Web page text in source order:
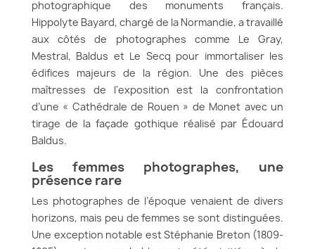
photographique des monuments français.
Hippolyte Bayard, chargé de la Normandie, a travaillé
aux côtés de photographes comme Le Gray,
Mestral, Baldus et Le Secq pour immortaliser les
édifices majeurs de la région. Une des pièces
maîtresses de l'exposition est la confrontation
d’une « Cathédrale de Rouen » de Monet avec un
tirage de la façade gothique réalisé par Édouard
Baldus.
Les femmes photographes, une
présence rare
Les photographes de l’époque venaient de divers
horizons, mais peu de femmes se sont distinguées.
Une exception notable est Stéphanie Breton (1809-